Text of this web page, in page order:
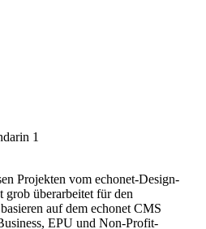
1
Projekten vom echonet-Design-
grob überarbeitet für den
auf dem echonet CMS
EPU und Non-Profit-